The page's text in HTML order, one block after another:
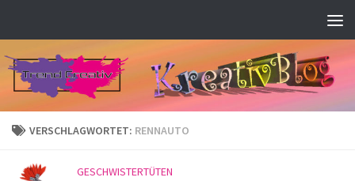
VERSCHLAGWORTET: RENNAUTO
GESCHWISTERTÜTEN